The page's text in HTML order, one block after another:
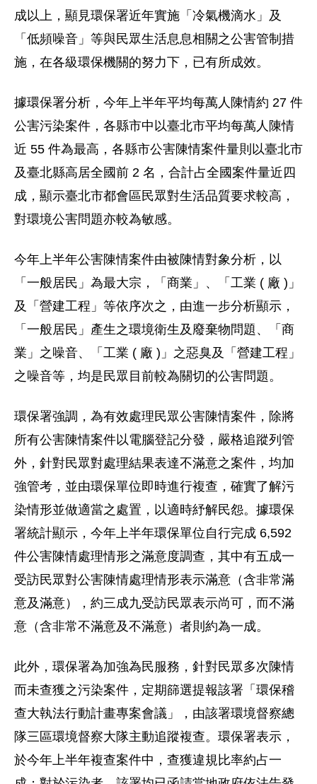
成以上，顯見環保署近年實施「冷氣機滴水」及
「低頻噪音」等與民眾生活息息相關之公害管制措
施，在各級環保機關的努力下，已有所成效。
據環保署分析，今年上半年平均每萬人陳情約 27 件
公害污染案件，各縣市中以臺北市平均每萬人陳情
近 55 件為最高，各縣市公害陳情案件量則以臺北市
及臺北縣高居全國前 2 名，合計占全國案件量近四
成，顯示臺北市都會區民眾對生活品質要求較高，
對環境公害問題亦較為敏感。
今年上半年公害陳情案件由被陳情對象分析，以
「一般居民」為最大宗，「商業」、「工業 ( 廠 )」
及「營建工程」等依序次之，由進一步分析顯示，
「一般居民」產生之環境衛生及廢棄物問題、「商
業」之噪音、「工業 ( 廠 )」之惡臭及「營建工程」
之噪音等，均是民眾目前較為關切的公害問題。
環保署強調，為有效處理民眾公害陳情案件，除將
所有公害陳情案件以電腦登記分發，嚴格追蹤列管
外，針對民眾對處理結果表達不滿意之案件，均加
強管考，並由環保單位即時進行複查，確實了解污
染情形並做適當之處置，以適時紓解民怨。據環保
署統計顯示，今年上半年環保單位自行完成 6,592
件公害陳情處理情形之滿意度調查，其中有五成一
受訪民眾對公害陳情處理情形表示滿意（含非常滿
意及滿意），約三成九受訪民眾表示尚可，而不滿
意（含非常不滿意及不滿意）者則約為一成。
此外，環保署為加強為民服務，針對民眾多次陳情
而未查獲之污染案件，定期篩選提報該署「環保稽
查大執法行動計畫專案會議」，由該署環境督察總
隊三區環境督察大隊主動追蹤複查。環保署表示，
於今年上半年複查案件中，查獲違規比率約占一